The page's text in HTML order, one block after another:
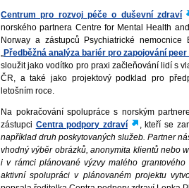
Centrum pro rozvoj péče o duševní zdraví
norského partnera Centre for Mental Health
Norway a zástupců Psychiatrické
„Předběžná analýza bariér pro zapojování
sloužit jako vodítko pro praxi začleňování lidí s
ČR, a také jako projektový podklad pro
letošním roce.
Na pokračování spolupráce s norským
zástupci Centra podpory zdraví
, kteří se
například druh poskytovaných služeb. Partner
vhodný výběr obrázků, anonymita klientů nebo
i v rámci plánované výzvy malého
aktivní spolupráci v plánovaném projektu